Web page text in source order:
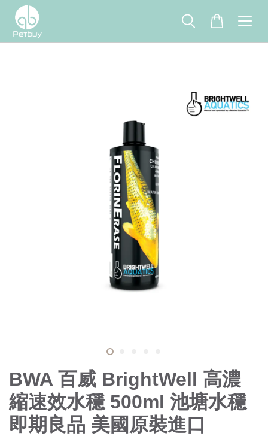
BWA 百威 BrightWell 高濃
縮速效水穩 500ml 池塘水穩
即期良品 美國原裝進口